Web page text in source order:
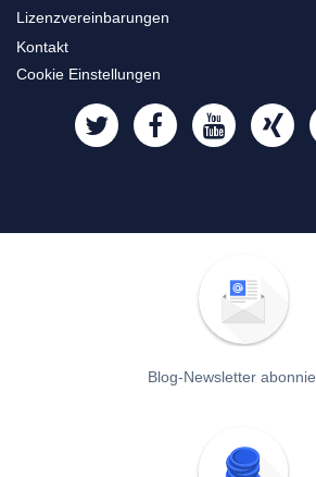
Lizenzvereinbarungen
Kontakt
Cookie Einstellungen
Blog-Newsletter